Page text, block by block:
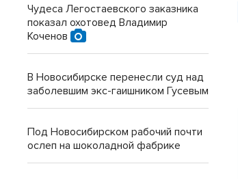
Чудеса Легостаевского заказника
показал охотовед Владимир
Коченов
В Новосибирске перенесли суд над
заболевшим экс-гаишником Гусевым
Под Новосибирском рабочий почти
ослеп на шоколадной фабрике